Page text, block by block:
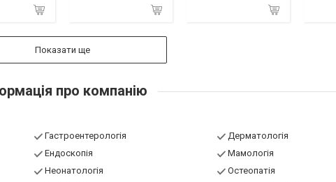
Показати ще
про компанію
Гастроентерологія
Дерматологія
Ендоскопія
Мамологія
Неонатологія
Остеопатія